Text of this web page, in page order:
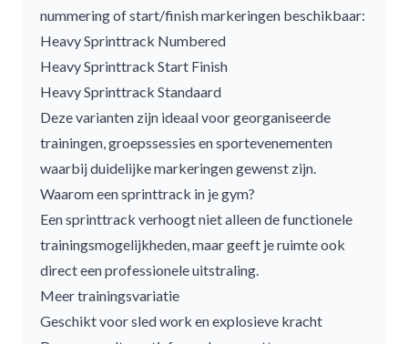
nummering of start/finish markeringen beschikbaar:
Heavy Sprinttrack Numbered
Heavy Sprinttrack Start Finish
Heavy Sprinttrack Standaard
Deze varianten zijn ideaal voor georganiseerde
trainingen, groepssessies en sportevenementen
waarbij duidelijke markeringen gewenst zijn.
Waarom een sprinttrack in je gym?
Een sprinttrack verhoogt niet alleen de functionele
trainingsmogelijkheden, maar geeft je ruimte ook
direct een professionele uitstraling.
Meer trainingsvariatie
Geschikt voor sled work en explosieve kracht